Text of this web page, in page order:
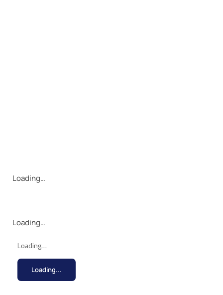
Loading…
Loading…
Loading…
Loading...